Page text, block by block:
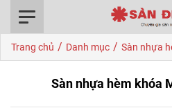
Trang chủ / Danh mục / Sàn nhựa
Sàn nhựa hèm khóa